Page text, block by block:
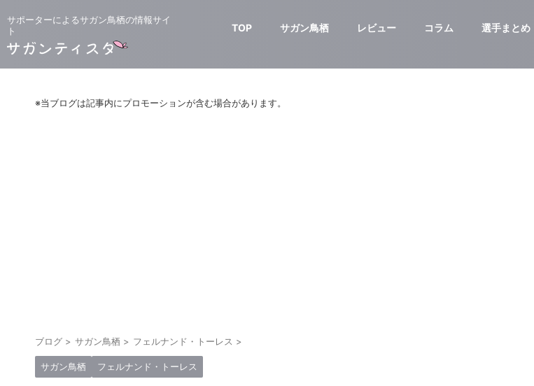
サポーターによるサガン鳥栖の情報サイ
ト
TOP サガン鳥栖 レビュー コラム 選手まとめ
※当ブログは記事内にプロモーションが含む場合があります。
ブログ > サガン鳥栖 > フェルナンド・トーレス >
サガン鳥栖 フェルナンド・トーレス